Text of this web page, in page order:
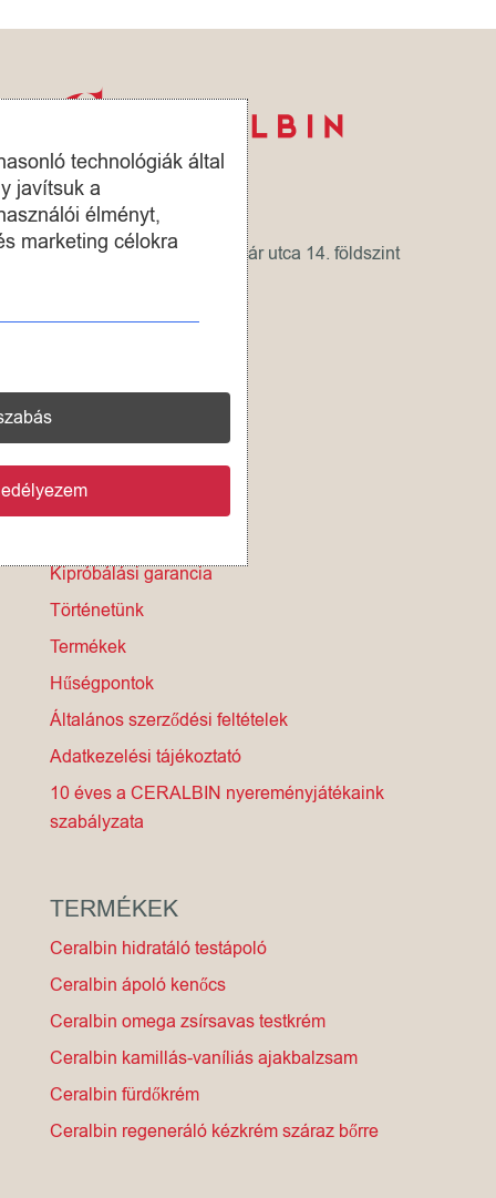
CERALBIN KFT.
Cím: 1065 Budapest, Lázár utca 14. földszint
+36 30 415 2413
INFORMÁCIÓK
Kipróbálási garancia
Történetünk
Termékek
Hűségpontok
Általános szerződési feltételek
Adatkezelési tájékoztató
10 éves a CERALBIN nyereményjátékaink
szabályzata
TERMÉKEK
Ceralbin hidratáló testápoló
Ceralbin ápoló kenőcs
Ceralbin omega zsírsavas testkrém
Ceralbin kamillás-vaníliás ajakbalzsam
Ceralbin fürdőkrém
Ceralbin regeneráló kézkrém száraz bőrre
technológiák által
javítsuk a
élményt,
marketing célokra